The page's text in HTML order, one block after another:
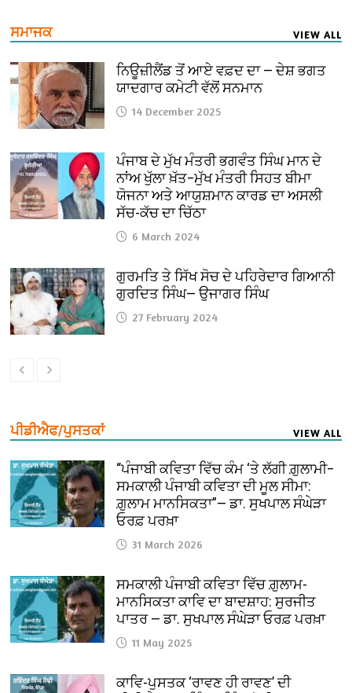
ਸਮਾਜਕ VIEW ALL
ਨਿਊਜ਼ੀਲੈਂਡ ਤੋਂ ਆਏ ਵਫ਼ਦ ਦਾ — ਦੇਸ਼ ਭਗਤ
ਯਾਦਗਾਰ ਕਮੇਟੀ ਵੱਲੋਂ ਸਨਮਾਨ
14 December 2025
ਪੰਜਾਬ ਦੇ ਮੁੱਖ ਮੰਤਰੀ ਭਗਵੰਤ ਸਿੰਘ ਮਾਨ ਦੇ
ਨਾਂਅ ਖੁੱਲਾ ਖ਼ੱਤ–ਮੁੱਖ ਮੰਤਰੀ ਸਿਹਤ ਬੀਮਾ
ਯੋਜਨਾ ਅਤੇ ਆਯੁਸ਼ਮਾਨ ਕਾਰਡ ਦਾ ਅਸਲੀ
ਸੱਚ-ਕੱਚ ਦਾ ਚਿੱਠਾ
6 March 2024
ਗੁਰਮਤਿ ਤੇ ਸਿੱਖ ਸੋਚ ਦੇ ਪਹਿਰੇਦਾਰ ਗਿਆਨੀ
ਗੁਰਦਿਤ ਸਿੰਘ— ਉਜਾਗਰ ਸਿੰਘ
27 February 2024
ਪੀਡੀਐਫ/ਪੁਸਤਕਾਂ VIEW ALL
“ਪੰਜਾਬੀ ਕਵਿਤਾ ਵਿੱਚ ਕੰਮ ‘ਤੇ ਲੱਗੀ ਗ਼ੁਲਾਮੀ–
ਸਮਕਾਲੀ ਪੰਜਾਬੀ ਕਵਿਤਾ ਦੀ ਮੂਲ ਸੀਮਾ:
ਗ਼ੁਲਾਮ ਮਾਨਸਿਕਤਾ”— ਡਾ. ਸੁਖਪਾਲ ਸੰਘੇੜਾ
ਓਰਫ਼ ਪਰਖ਼ਾ
31 March 2026
ਸਮਕਾਲੀ ਪੰਜਾਬੀ ਕਵਿਤਾ ਵਿੱਚ ਗ਼ੁਲਾਮ-
ਮਾਨਸਿਕਤਾ ਕਾਵਿ ਦਾ ਬਾਦਸ਼ਾਹ: ਸੁਰਜੀਤ
ਪਾਤਰ — ਡਾ. ਸੁਖਪਾਲ ਸੰਘੇੜਾ ਓਰਫ਼ ਪਰਖ਼ਾ
11 May 2025
ਕਾਵਿ-ਪੁਸਤਕ ‘ਰਾਵਣ ਹੀ ਰਾਵਣ’ ਦੀ